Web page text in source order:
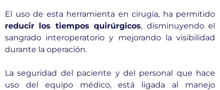
El uso de esta herramienta en cirugía, ha permitido
reducir los tiempos quirúrgicos, disminuyendo el
sangrado interoperatorio y mejorando la visibilidad
durante la operación.
La seguridad del paciente y del personal que hace
uso del equipo médico, está ligada al manejo